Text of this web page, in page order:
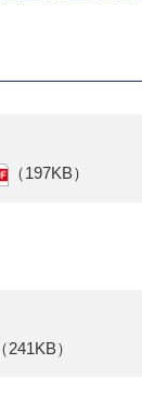
（197KB）
（241KB）